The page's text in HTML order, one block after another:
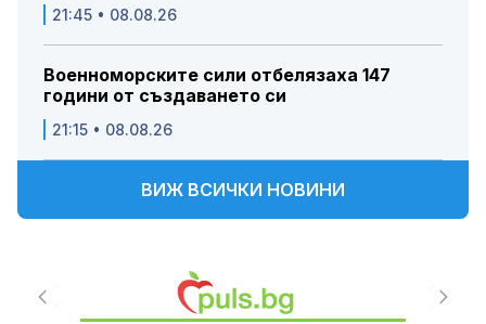
21:45 • 08.08.26
Военноморските сили отбелязаха 147
години от създаването си
21:15 • 08.08.26
ВИЖ ВСИЧКИ НОВИНИ